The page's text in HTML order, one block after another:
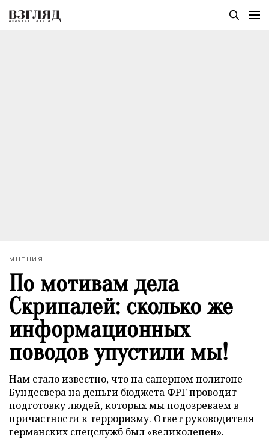
МНЕНИЯ
По мотивам дела
Скрипалей: сколько же
информационных
поводов упустили мы!
Нам стало известно, что на саперном полигоне
Бундесвера на деньги бюджета ФРГ проводит
подготовку людей, которых мы подозреваем в
причастности к терроризму. Ответ руководителя
германских спецслужб был «великолепен».